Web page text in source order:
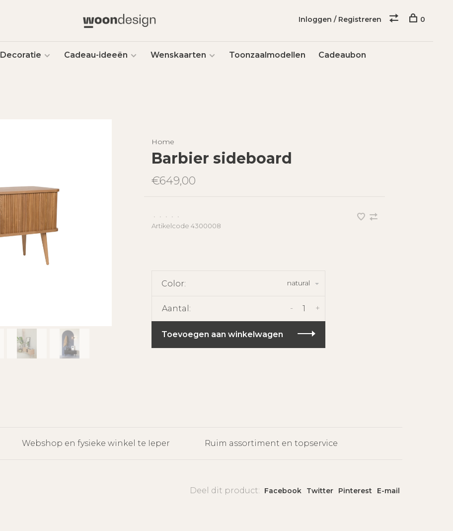
Decoratie Cadeau-ideeën Wenskaarten Toonzaalmodellen Cadeaubon
Inloggen / Registreren 0
Home
Barbier sideboard
€649,00
• • • •
•
Artikelcode 4300008
Color: natural
Aantal: +
-
Toevoegen aan winkelwagen
Webshop en fysieke winkel te Ieper Ruim assortiment en topservice
Deel dit product: Facebook Twitter Pinterest E-mail